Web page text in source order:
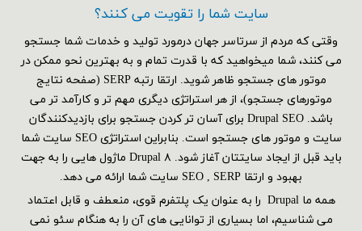
سایت شما را تقویت می کنند؟
وقتی که مردم از سرتاسر جهان درمورد تولید و خدمات شما جستجو
می کنند، شما میخواهید که با قدرت تمام و به بهترین نحو ممکن در
موتور های جستجو ظاهر شوید. ارتقا رتبه SERP (صفحه نتایج
موتورهای جستجو)، از هر استراتژی دیگری مهم تر و کارآمد تر می
باشد. Drupal SEO برای آسان تر کردن جستجو برای بازدیدکنندگان
سایت و موتور های جستجو است. بنابراین استراتژی SEO سایت شما
باید قبل از ایجاد سایتتان آغاز شود. Drupal ۸ ماژول هایی را به جهت
بهبود و ارتقا SEO , SERP سایت شما ارائه می دهد.
همه ما Drupal را به عنوان یک پلتفرم قوی، منعطف و قابل اعتماد
می شناسیم، اما بسیاری از توانایی های آن را به هنگام سئو نمی